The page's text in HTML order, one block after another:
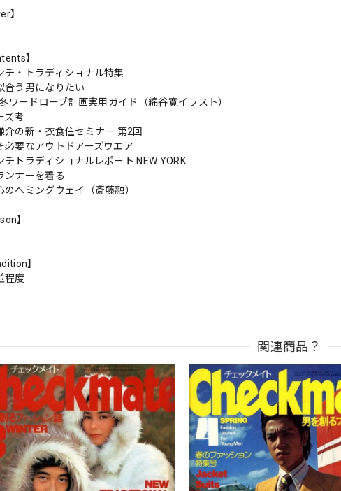
】
】
チ・トラディショナル特集
合う男になりたい
ワードローブ計画実用ガイド（綿谷寛イラスト）
ズ考
介の新・衣食住セミナー 第2回
必要なアウトドアーズウエア
チトラディショナルレポート NEW YORK
ンナーを着る
のヘミングウェイ（斎藤融）
】
】
程度
関連商品？